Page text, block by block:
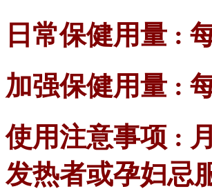
日常保健用量 :
加强保健用量 :
使用注意事项 :
发热者或孕妇忌